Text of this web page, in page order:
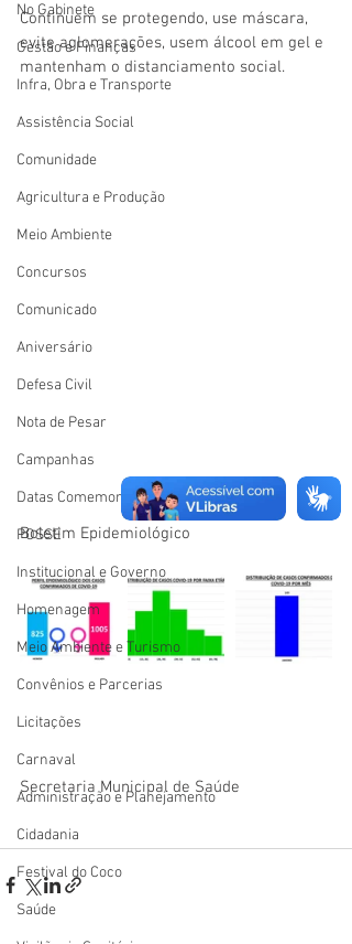
No Gabinete
Gestão e Finanças
Infra, Obra e Transporte
Assistência Social
Comunidade
Agricultura e Produção
Meio Ambiente
Concursos
Comunicado
Aniversário
Defesa Civil
Nota de Pesar
Campanhas
Datas Comemorativas
POSSE
Institucional e Governo
Homenagem
Meio Ambiente e Turismo
Convênios e Parcerias
Licitações
Carnaval
Administração e Planejamento
Cidadania
Festival do Coco
Saúde
Continuem se protegendo, use máscara,
evite aglomerações, usem álcool em gel e
mantenham o distanciamento social.
Boletim Epidemiológico
Secretaria Municipal de Saúde